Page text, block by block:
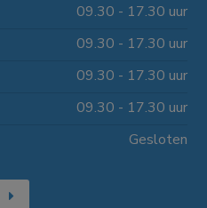
09.30 - 17.30 uur
09.30 - 17.30 uur
09.30 - 17.30 uur
09.30 - 17.30 uur
Gesloten